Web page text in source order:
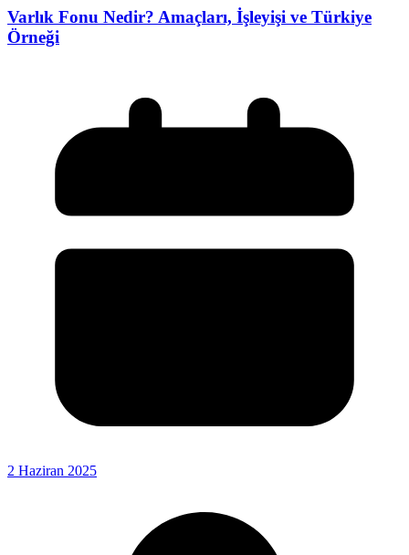
Varlık Fonu Nedir? Amaçları, İşleyişi ve Türkiye
Örneği
2 Haziran 2025